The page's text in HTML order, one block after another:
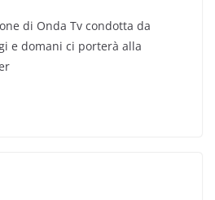
di Onda Tv condotta da
e domani ci porterà alla